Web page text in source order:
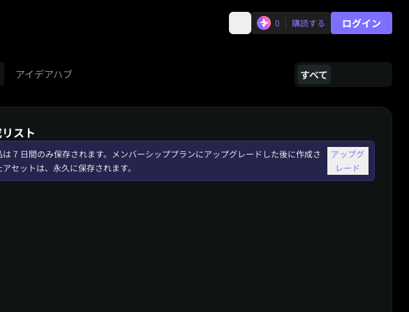
0 購読する ログイン
アイデアハブ すべて
スト
は 7 日間のみ保存されます。メンバーシッププランにアップグレードした後に作成さ
アセットは、永久に保存されます。
アップグ
レード